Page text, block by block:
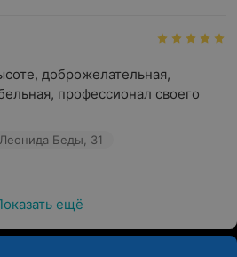
доброжелательная,
профессионал своего
Беды, 31
ещё